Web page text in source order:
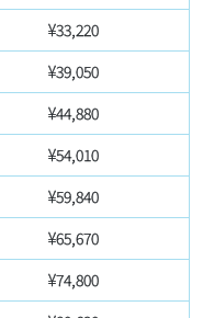
¥33,220
¥39,050
¥44,880
¥54,010
¥59,840
¥65,670
¥74,800